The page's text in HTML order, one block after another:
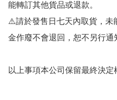
能轉訂其他貨品或退款。
⚠️請於發售日七天內取貨，未
金作廢不會退回，恕不另行通